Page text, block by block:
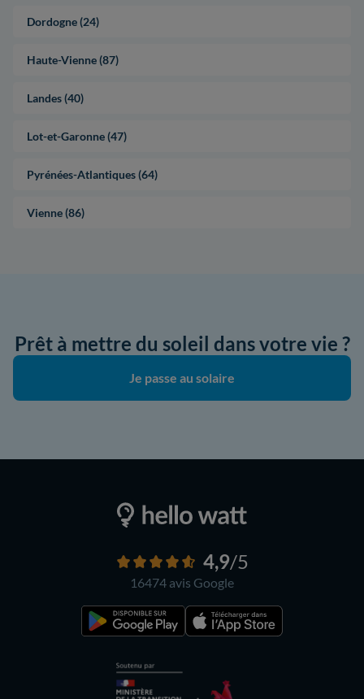
Dordogne (24)
Haute-Vienne (87)
Landes (40)
Lot-et-Garonne (47)
Pyrénées-Atlantiques (64)
Vienne (86)
Prêt à mettre du soleil dans votre vie ?
Je passe au solaire
4,9/5
16474 avis Google